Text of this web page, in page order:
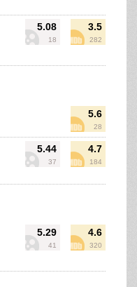
5.08
18
3.5
282
5.6
28
5.44
37
4.7
184
5.29
41
4.6
320